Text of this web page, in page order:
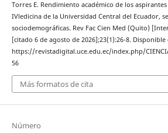
Torres E. Rendimiento académico de los
IVledicina de la Universidad Central del Ecuador,
sociodemográficas. Rev Fac Cien Med (Quito)
[citado 6 de agosto de 2026];23(1):26-8. Disponible
https://revistadigital.uce.edu.ec/index.php/
56
Más formatos de cita
Número